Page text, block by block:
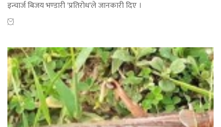
इन्चार्ज बिजय भण्डारी 'प्रतिरोध'ले जानकारी दिए ।